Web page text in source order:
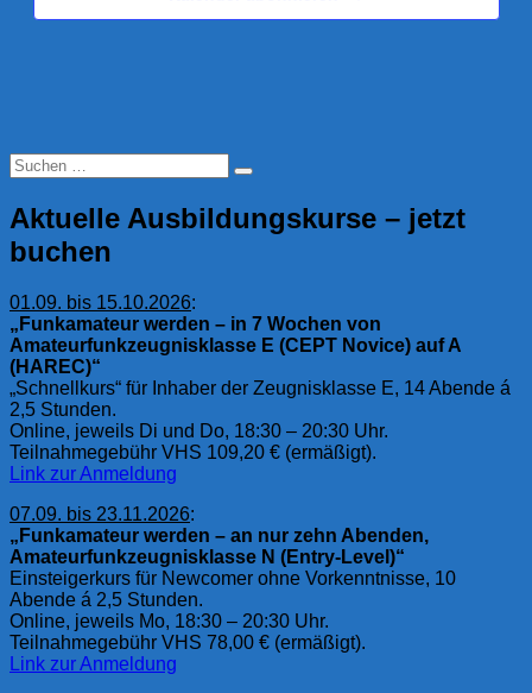
Suchen
nach:
Suchen
Aktuelle Ausbildungskurse – jetzt
buchen
01.09. bis 15.10.2026:
„Funkamateur werden – in 7 Wochen von
Amateurfunkzeugnisklasse E (CEPT Novice) auf A
(HAREC)“
„Schnellkurs“ für Inhaber der Zeugnisklasse E, 14 Abende á
2,5 Stunden.
Online, jeweils Di und Do, 18:30 – 20:30 Uhr.
Teilnahmegebühr VHS 109,20 € (ermäßigt).
Link zur Anmeldung
07.09. bis 23.11.2026:
„Funkamateur werden – an nur zehn Abenden,
Amateurfunkzeugnisklasse N (Entry-Level)“
Einsteigerkurs für Newcomer ohne Vorkenntnisse, 10
Abende á 2,5 Stunden.
Online, jeweils Mo, 18:30 – 20:30 Uhr.
Teilnahmegebühr VHS 78,00 € (ermäßigt).
Link zur Anmeldung